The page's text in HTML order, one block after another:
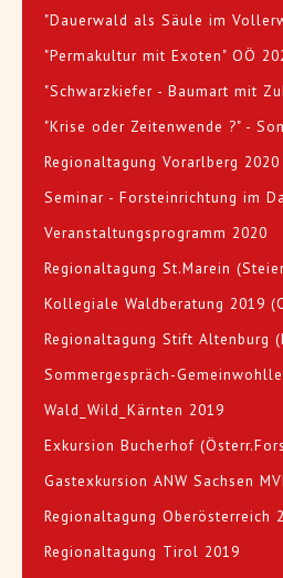
"Dauerwald als Säule im
"Permakultur mit Exoten" OÖ
"Schwarzkiefer - Baumart mit
"Krise oder Zeitenwende ?" -
Regionaltagung Vorarlberg 2020
Seminar - Forsteinrichtung im
Veranstaltungsprogramm 2020
Regionaltagung St.Marein
Kollegiale Waldberatung 2019
Regionaltagung Stift Altenburg
Sommergespräch-
Wald_Wild_Kärnten 2019
Exkursion Bucherhof
Gastexkursion ANW Sachsen
Regionaltagung Oberösterreich
Regionaltagung Tirol 2019